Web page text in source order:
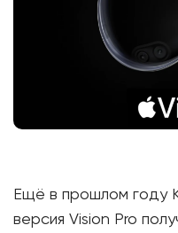
Ещё в прошлом году
версия Vision Pro